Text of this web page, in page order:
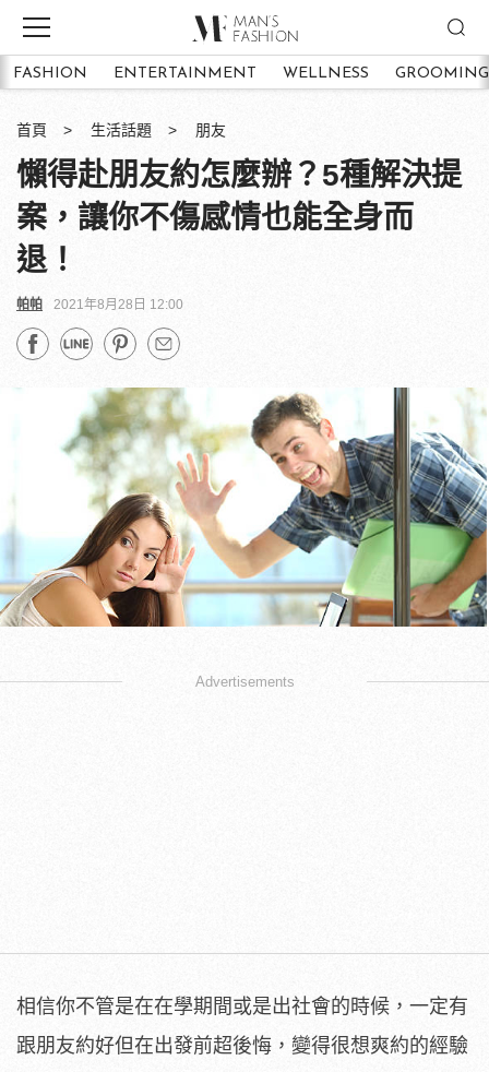
FASHION ENTERTAINMENT WELLNESS GROOMING
首頁 生活話題 朋友
懶得赴朋友約怎麼辦？5種解決提
案，讓你不傷感情也能全身而
退！
帕帕 2021年8月28日 12:00
Advertisements
相信你不管是在在學期間或是出社會的時候，一定有
跟朋友約好但在出發前超後悔，變得很想爽約的經驗